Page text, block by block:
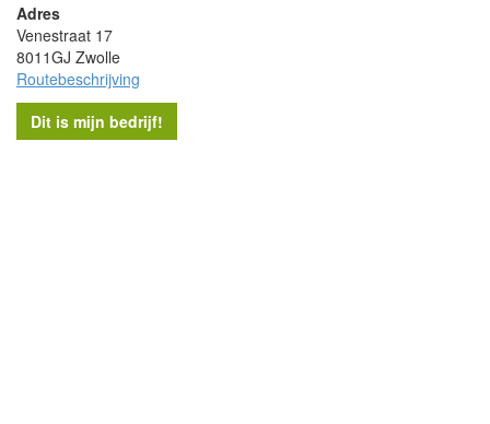
Adres
Venestraat 17
8011GJ Zwolle
Routebeschrijving